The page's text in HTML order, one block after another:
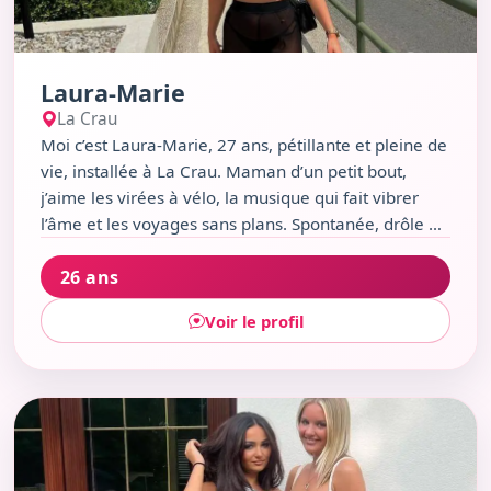
Laura-Marie
La Crau
Moi c’est Laura-Marie, 27 ans, pétillante et pleine de
vie, installée à La Crau. Maman d’un petit bout,
j’aime les virées à vélo, la musique qui fait vibrer
l’âme et les voyages sans plans. Spontanée, drôle et
toujours partante pour discuter autour d’un bon plat
italien ou d’une partie de bowling. Si tu cherches
quelqu’un de vrai, avec qui partager autant les
imprévus que les petits plaisirs simples, fais-moi
26 ans
Voir le profil
Voir le profil de Olympe